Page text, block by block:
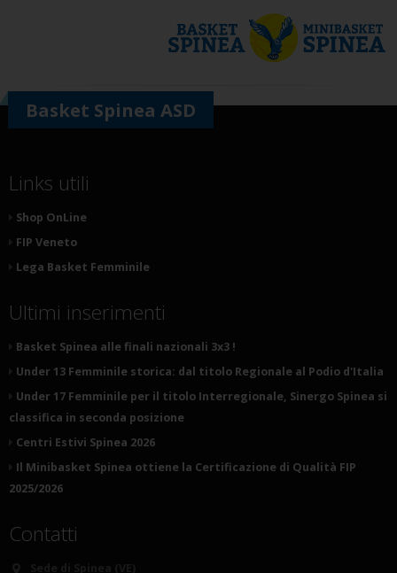
Basket Spinea ASD
Links utili
Shop OnLine
FIP Veneto
Lega Basket Femminile
Ultimi inserimenti
Basket Spinea alle finali nazionali 3x3 !
Under 13 Femminile storica: dal titolo Regionale al Podio d'Italia
Under 17 Femminile per il titolo Interregionale, Sinergo Spinea si
classifica in seconda posizione
Centri Estivi Spinea 2026
Il Minibasket Spinea ottiene la Certificazione di Qualità FIP
2025/2026
Contatti